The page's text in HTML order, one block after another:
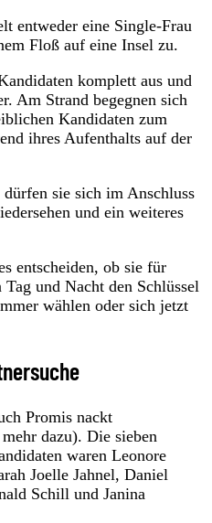
entweder eine Single-Frau
Floß auf eine Insel zu.
komplett aus und
Am Strand begegnen sich
Kandidaten zum
ihres Aufenthalts auf der
sie sich im Anschluss
und ein weiteres
entscheiden, ob sie für
und Nacht den Schlüssel
wählen oder sich jetzt
Promis nackt
dazu). Die sieben
waren Leonore
Joelle Jahnel, Daniel
Schill und Janina